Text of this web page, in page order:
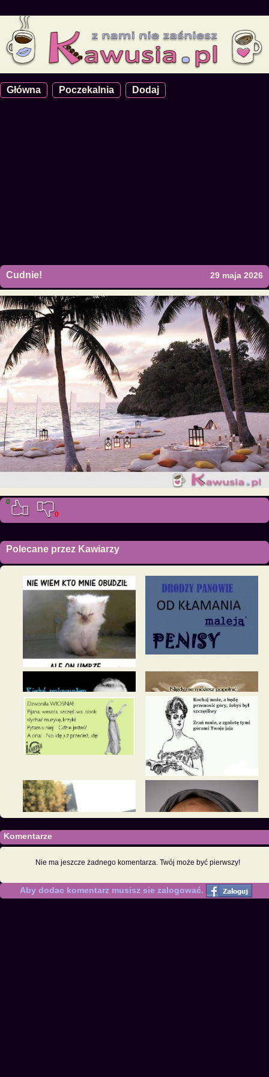
Główna Poczekalnia Dodaj
Cudnie! 29 maja 2026
0
0
Polecane przez Kawiarzy
Komentarze
Nie ma jeszcze żadnego komentarza. Twój może być pierwszy!
Aby dodac komentarz musisz sie zalogować.